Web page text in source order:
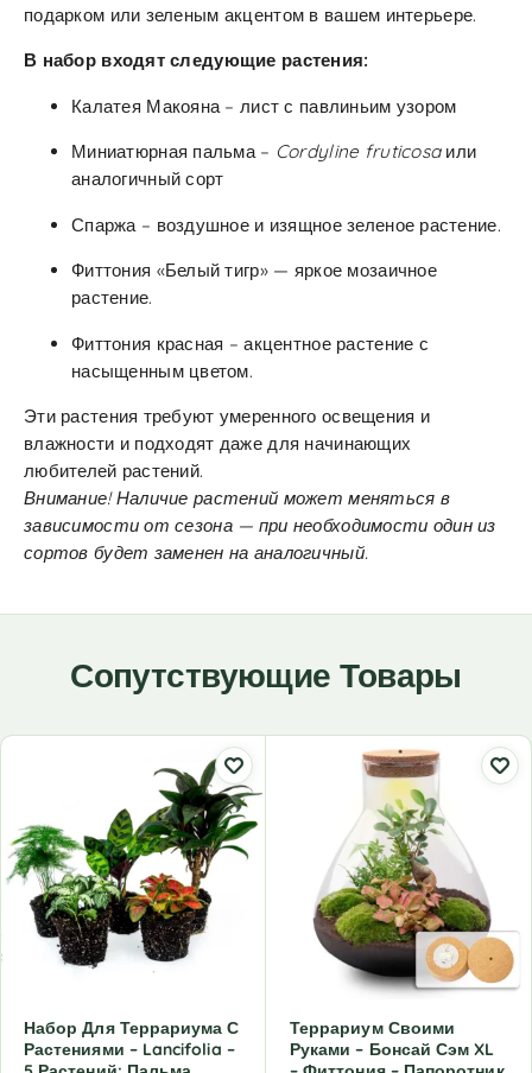
подарком или зеленым акцентом в вашем интерьере.
В набор входят следующие растения:
Калатея Макояна – лист с павлиньим узором
Миниатюрная пальма – Cordyline fruticosaили
аналогичный сорт
Спаржа – воздушное и изящное зеленое растение.
Фиттония «Белый тигр» — яркое мозаичное
растение.
Фиттония красная – акцентное растение с
насыщенным цветом.
Эти растения требуют умеренного освещения и
влажности и подходят даже для начинающих
любителей растений.
Внимание! Наличие растений может меняться в
зависимости от сезона — при необходимости один из
сортов будет заменен на аналогичный.
Сопутствующие Товары
Набор Для Террариума С
Растениями – Lancifolia –
Террариум Своими
Руками – Бонсай Сэм XL